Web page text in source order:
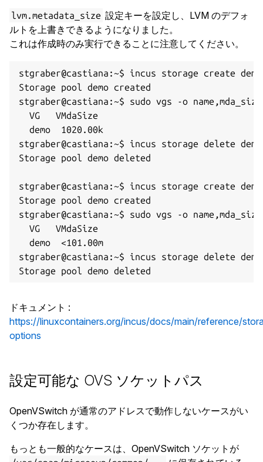
lvm.metadata_size 設定キーを設定し、LVM のデフォ
ルトを上書きできるようになりました。
これは作成時のみ実行できることに注意してください。
stgraber@castiana:~$ incus storage create
Storage pool demo created
stgraber@castiana:~$ sudo vgs -o name,mda_size
  VG   VMdaSize
  demo  1020.00k
stgraber@castiana:~$ incus storage delete demo
Storage pool demo deleted
stgraber@castiana:~$ incus storage create
Storage pool demo created
stgraber@castiana:~$ sudo vgs -o name,mda_size
  VG   VMdaSize
  demo  <101.00m
stgraber@castiana:~$ incus storage delete demo
ドキュメント :
https://linuxcontainers.org/incus/docs/main/reference/
options
設定可能な OVS ソケットパス
OpenVSwitch が通常のアドレスで動作しないケースがい
くつか存在します。
もっとも一般的なケースは、OpenVSwitch ソケットが